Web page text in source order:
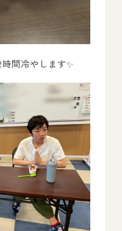
間冷やします✨